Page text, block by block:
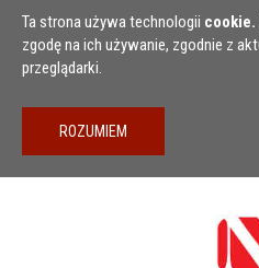
Przejdź do treści
Ta strona używa technologii cookie.
zgodę na ich używanie, zgodnie z
przeglądarki.